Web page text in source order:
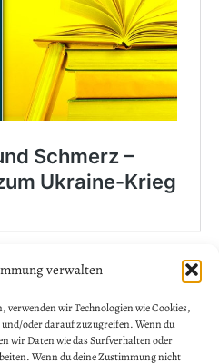
verwalten
wir Technologien wie Cookies,
oder darauf zuzugreifen. Wenn du
wir Daten wie das Surfverhalten oder
Wenn du deine Zustimmung nicht